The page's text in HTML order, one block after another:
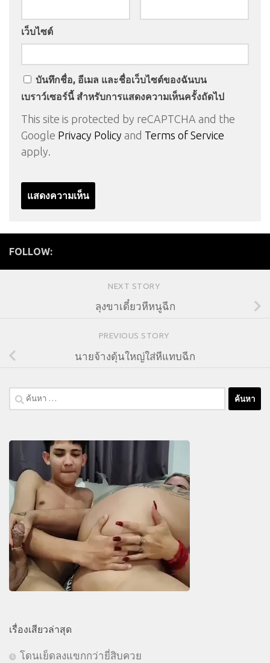
เว็บไซต์
บันทึกชื่อ, อีเมล และชื่อเว็บไซต์ของฉันบน
เบราว์เซอร์นี้ สำหรับการแสดงความเห็นครั้งถัดไป
This site is protected by reCAPTCHA and the
Google Privacy Policy and Terms of Service
apply.
FOLLOW:
NEXT STORY
ลุงขาเดี๋ยวหีหนูฉีก
PREVIOUS STORY
นายจ้างดุ้นใหญ่ใส่หีแทบฉีก
ค้นหา
สำหรับ:
เรื่องเสียวล่าสุด
โดนเย็ดลงแขกกว่ายี่สิบควย